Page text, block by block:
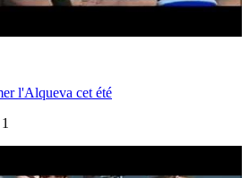
l'Alqueva cet été